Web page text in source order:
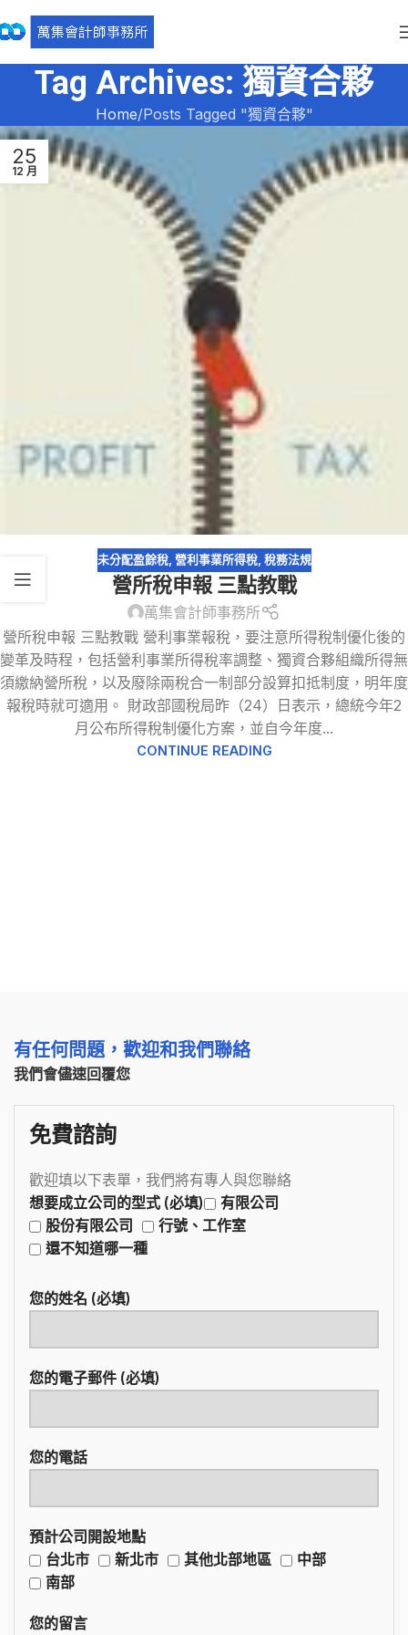
Tag Archives: 獨資合夥
Home Posts Tagged "獨資合夥"
25
12 月
未分配盈餘稅, 營利事業所得稅, 稅務法規
營所稅申報 三點教戰
萬集會計師事務所
營所稅申報 三點教戰 營利事業報稅，要注意所得稅制優化後的
變革及時程，包括營利事業所得稅率調整、獨資合夥組織所得無
須繳納營所稅，以及廢除兩稅合一制部分設算扣抵制度，明年度
報稅時就可適用。 財政部國稅局昨（24）日表示，總統今年2
月公布所得稅制優化方案，並自今年度...
CONTINUE READING
有任何問題，歡迎和我們聯絡
我們會儘速回覆您
免費諮詢
歡迎填以下表單，我們將有專人與您聯絡
想要成立公司的型式 (必填)
有限公司
股份有限公司
行號、工作室
還不知道哪一種
您的姓名 (必填)
您的電子郵件 (必填)
您的電話
預計公司開設地點
台北市
新北市 其他北部地區
中部
南部
您的留言